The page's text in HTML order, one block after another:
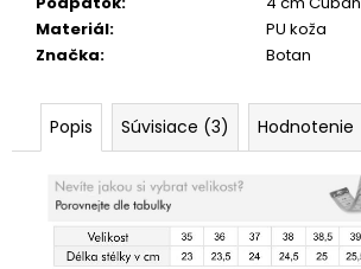
Materiál:
PU koža
Značka: Botan
Popis Súvisiace (3) Hodnotenie